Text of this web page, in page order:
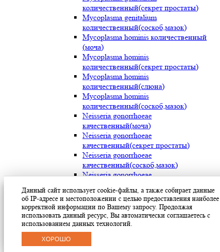
количественный(секрет простаты)
Mycoplasma genitalium
количественный(соскоб,мазок)
Mycoplasma hominis количественный
(моча)
Mycoplasma hominis
количественный(секрет простаты)
Mycoplasma hominis
количественный(слюна)
Mycoplasma hominis
количественный(соскоб,мазок)
Neisseria gonorrhoeae
качественный(моча)
Neisseria gonorrhoeae
качественный(секрет простаты)
Neisseria gonorrhoeae
качественный(соскоб,мазок)
Neisseria gonorrhoeae
Neisseria gonorrhoeae
количественный(секрет простаты)
Neisseria gonorrhoeae
количественный(соскоб,мазок)
Streptococcus pyogenes (мокрота)
Данный сайт использует cookie-файлы, а также собирает данные
об IP-адресе и местоположении с целью предоставления наиболее
корректной информации по Вашему запросу. Продолжая
использовать данный ресурс, Вы автоматически соглашаетесь с
использованием данных технологий.
ХОРОШО